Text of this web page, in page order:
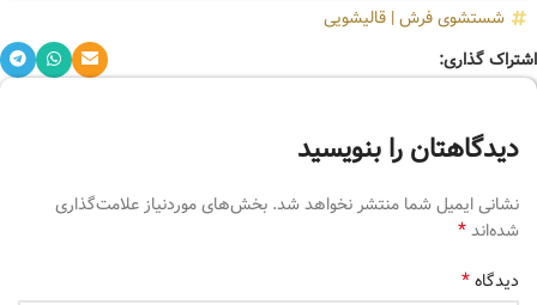
شستشوی فرش| قالیشویی
اشتراک گذاری:
دیدگاهتان را بنویسید
نشانی ایمیل شما منتشر نخواهد شد. بخش‌های موردنیاز علامت‌گذاری
شده‌اند*
دیدگاه*